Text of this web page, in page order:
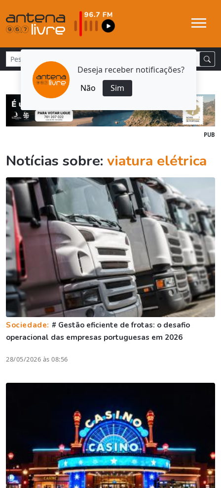
Deseja receber notificações?
Não
Sim
PUB
Notícias sobre: viatura elétrica
Sociedade: # Gestão eficiente de frotas: o desafio
operacional das empresas portuguesas em 2026
28/05/2026 às 08:56